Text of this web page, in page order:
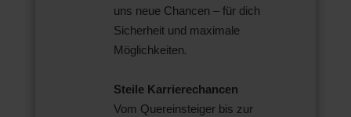
uns neue Chancen – für dich
Sicherheit und maximale
Möglichkeiten.
Steile Karrierechancen
Vom Quereinsteiger bis zur